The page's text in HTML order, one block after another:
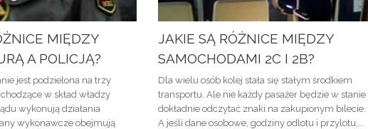
MIĘDZY
A POLICJĄ?
jest podzielona na trzy
w skład władzy
wykonują działania
wykonawcze obejmują
JAKIE SĄ RÓŻNICE MIĘDZY
SAMOCHODAMI 2C I 2B?
Dla wielu osób kolej stała się stałym środkiem
transportu. Ale nie każdy pasażer będzie w stanie
dokładnie odczytać znaki na zakupionym bilecie.
A jeśli dane osobowe, godziny odlotu i przylotu,...